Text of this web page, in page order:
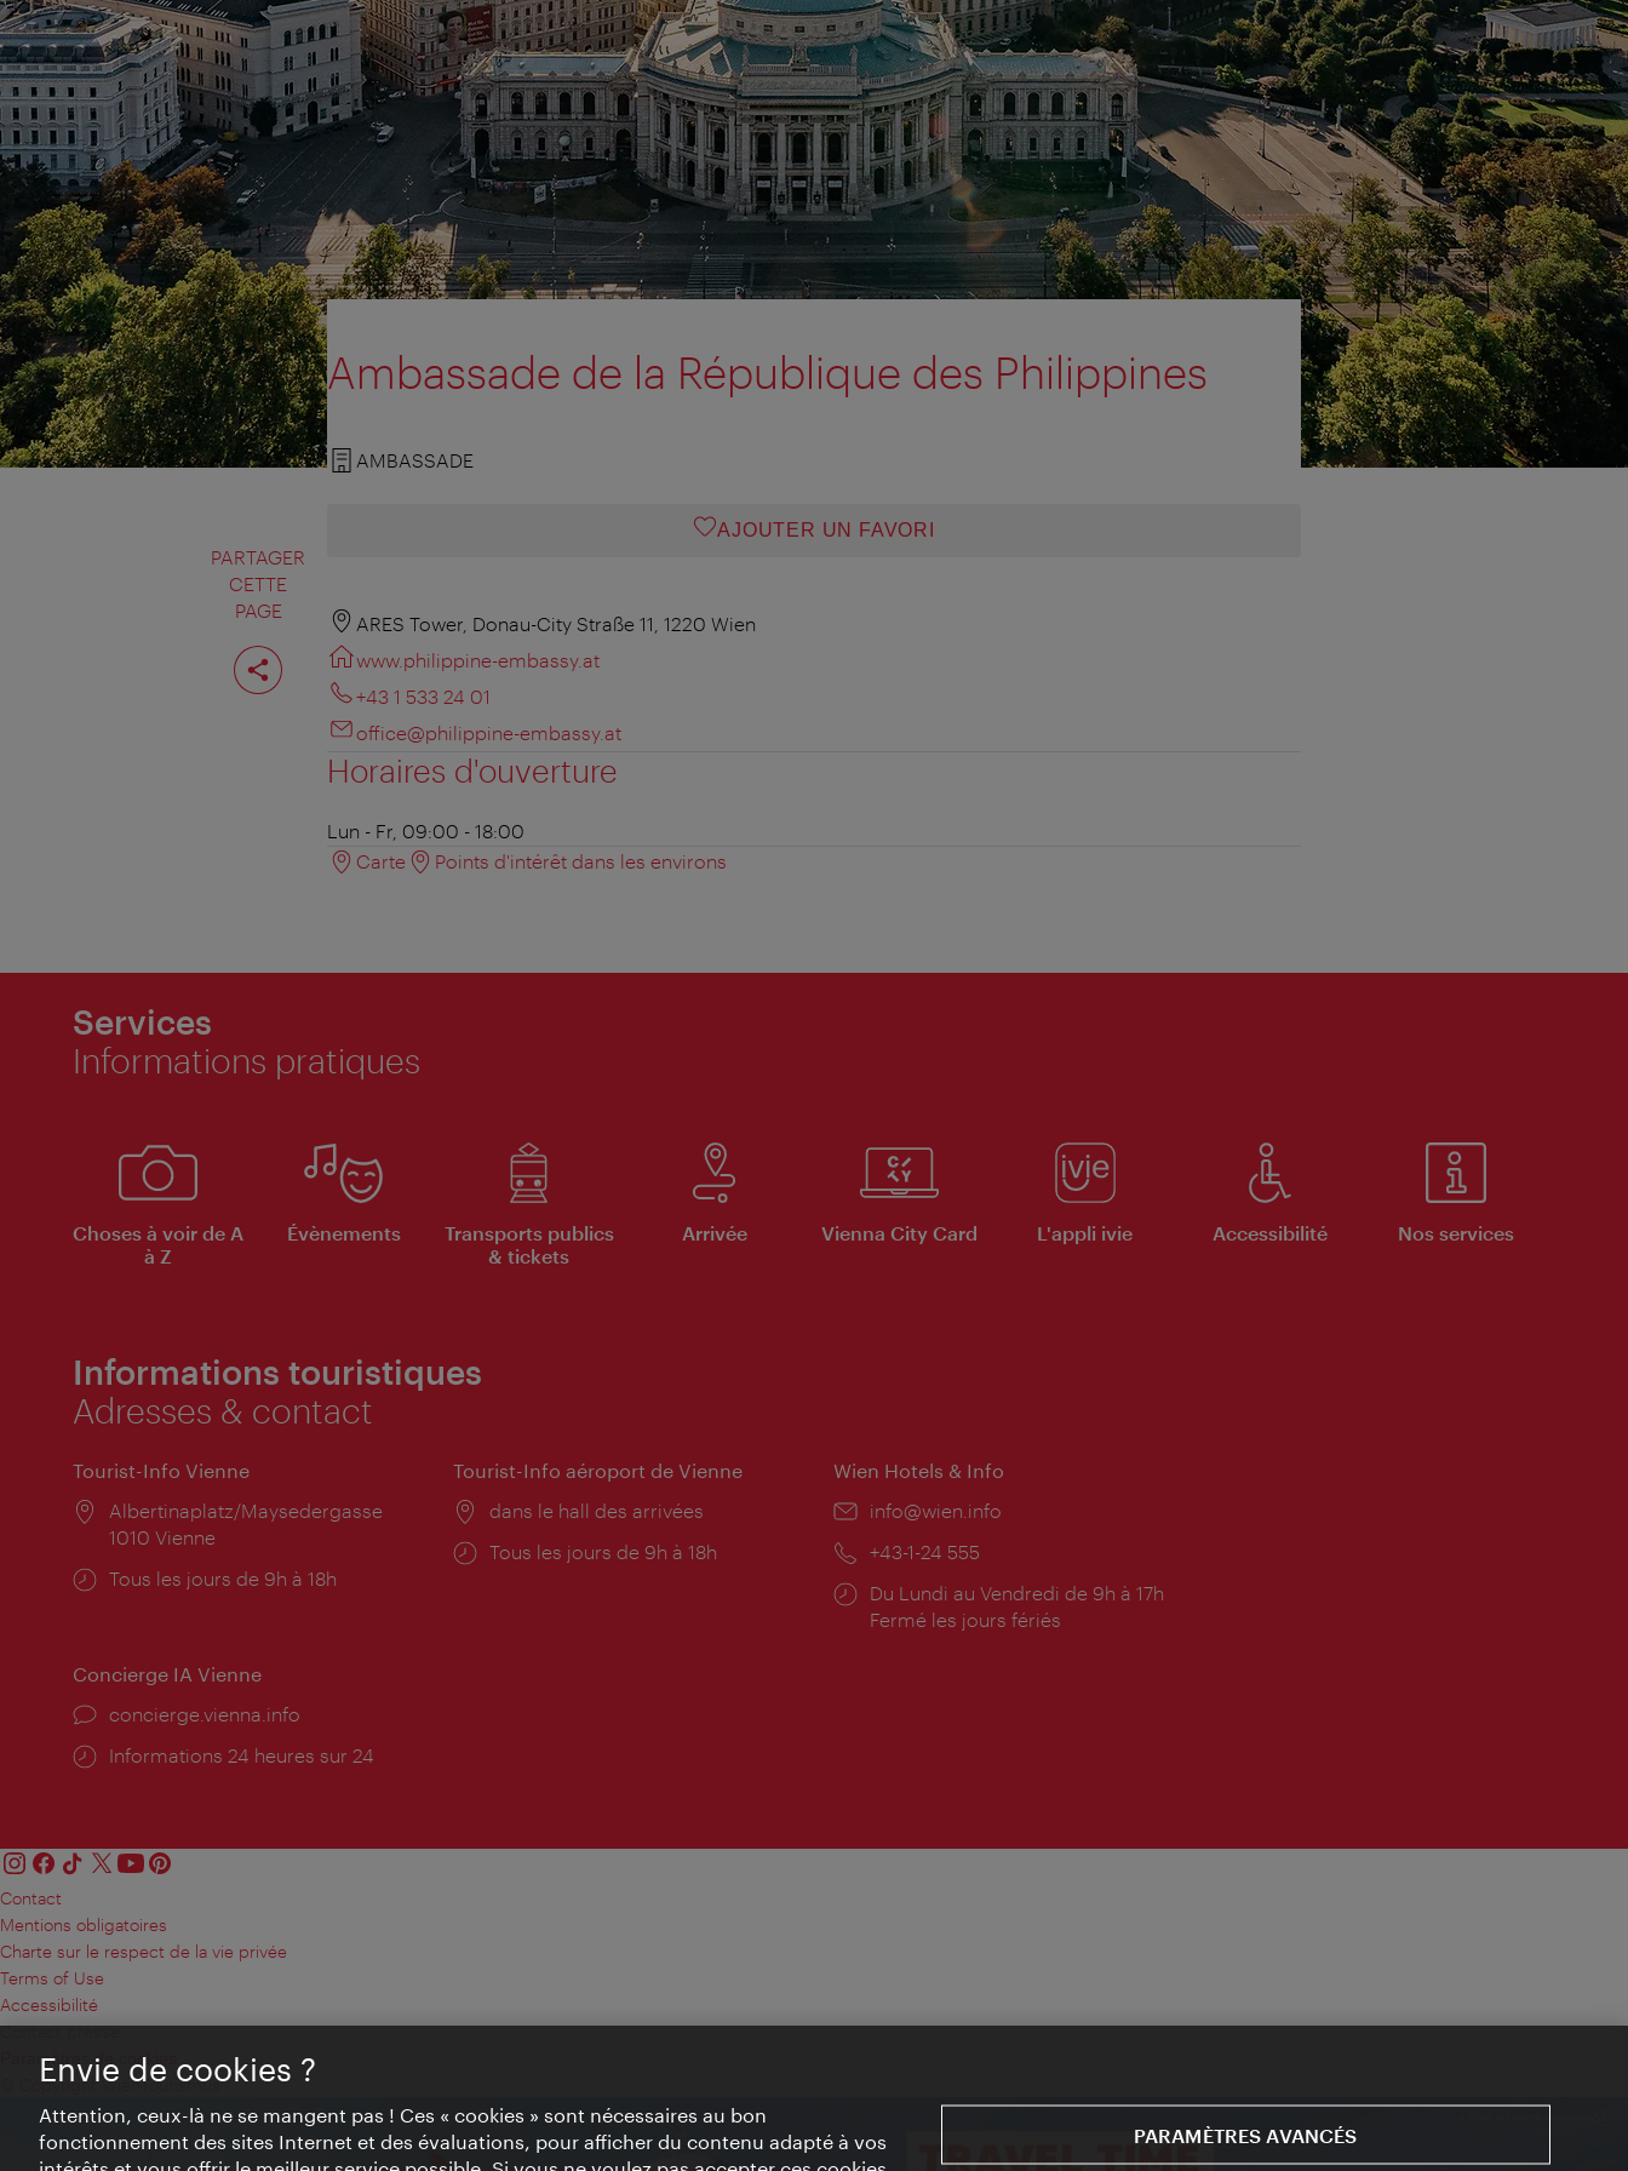
PARTAGER
CETTE
PAGE
Partager
cette
page
Ambassade de la République des Philippines
AMBASSADE
AJOUTER UN FAVORI
ARES Tower, Donau-City Straße 11, 1220 Wien
www.philippine-embassy.at
+43 1 533 24 01
office@philippine-embassy.at
Horaires d'ouverture
Lun - Fr, 09:00 - 18:00
Carte
Points d'intérêt dans les environs
Services
Informations pratiques
Choses à voir de A
à Z
Évènements
Transports publics
& tickets
Arrivée Vienna City Card L'appli ivie Accessibilité Nos services
Informations touristiques
Adresses & contact
Tourist-Info Vienne
Lieu:
Albertinaplatz/Maysedergasse
1010 Vienne
Horaires
Tous les jours de 9h à 18h
Tourist-Info aéroport de Vienne
Lieu:
dans le hall des arrivées
Horaires
Tous les jours de 9h à 18h
Wien Hotels & Info
E-
info@wien.info
Téléphone:
+43-1-24 555
Horaires
d'ouverture:
Du Lundi au Vendredi de 9h à 17h
Fermé les jours fériés
Concierge IA Vienne
Ort:
concierge.vienna.info
Öffnungszeiten:
Informations 24 heures sur 24
Contact
Mentions obligatoires
Charte sur le respect de la vie privée
Terms of Use
Accessibilité
Contact presse
Paramètres de cookies
© Copyright WienTourismus
Envie de cookies ?
Attention, ceux-là ne se mangent pas ! Ces « cookies » sont nécessaires au bon
fonctionnement des sites Internet et des évaluations, pour afficher du contenu adapté à vos
PARAMÈTRES AVANCÉS